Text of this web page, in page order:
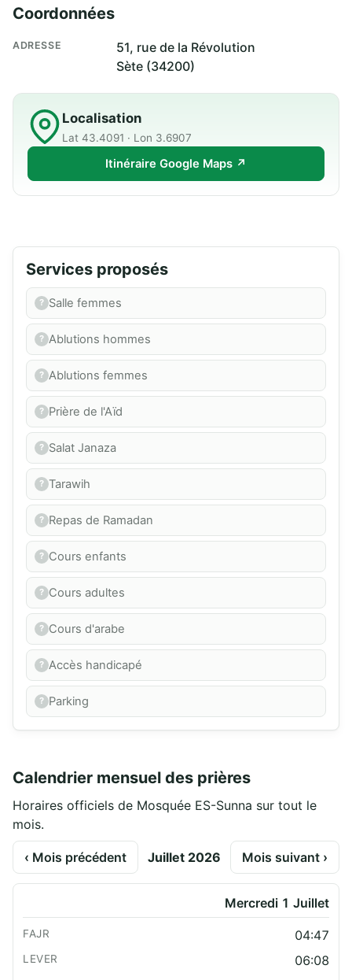
Coordonnées
ADRESSE
51, rue de la Révolution
Sète (34200)
Localisation
Lat 43.4091 · Lon 3.6907
Itinéraire Google Maps ↗
Services proposés
Salle femmes
Ablutions hommes
Ablutions femmes
Prière de l'Aïd
Salat Janaza
Tarawih
Repas de Ramadan
Cours enfants
Cours adultes
Cours d'arabe
Accès handicapé
Parking
Calendrier mensuel des prières
Horaires officiels de Mosquée ES-Sunna sur tout le
mois.
‹ Mois précédent Juillet 2026 Mois suivant ›
Mercredi 1 Juillet
04:47
06:08